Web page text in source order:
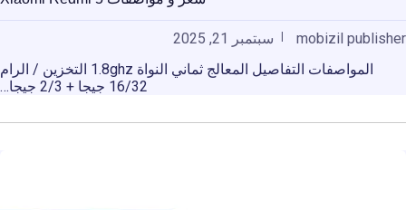
mobizil publisher
سبتمبر 21, 2025
المواصفات التفاصيل المعالج ثماني النواة 1.8ghz التخزين / الرام
16/32 جيجا + 2/3 جيجا…